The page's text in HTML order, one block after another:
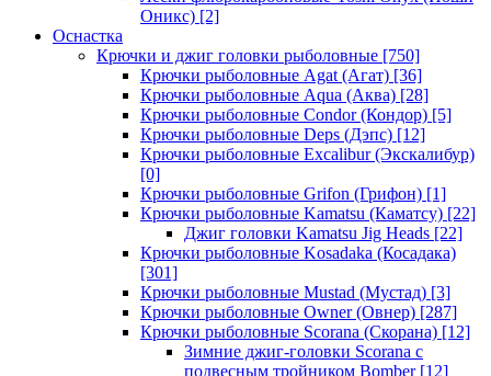
Оникс) [2]
Оснастка
Крючки и джиг головки рыболовные [750]
Крючки рыболовные Agat (Агат) [36]
Крючки рыболовные Aqua (Аква) [28]
Крючки рыболовные Condor (Кондор) [5]
Крючки рыболовные Deps (Дэпс) [12]
Крючки рыболовные Excalibur (Экскалибур)
[0]
Крючки рыболовные Grifon (Грифон) [1]
Крючки рыболовные Kamatsu (Каматсу) [22]
Джиг головки Kamatsu Jig Heads [22]
Крючки рыболовные Kosadaka (Косадака)
[301]
Крючки рыболовные Mustad (Мустад) [3]
Крючки рыболовные Owner (Овнер) [287]
Крючки рыболовные Scorana (Скорана) [12]
Зимние джиг-головки Scorana с
подвесным тройником Bomber[12]